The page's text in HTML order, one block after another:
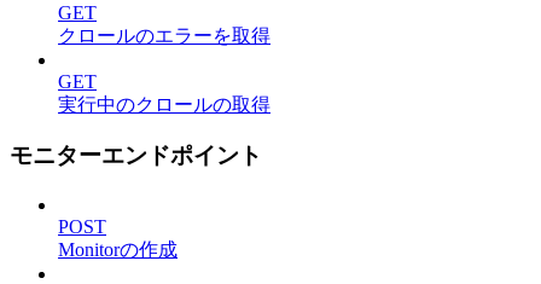
GET
クロールのエラーを取得
GET
実行中のクロールの取得
モニターエンドポイント
POST
Monitorの作成